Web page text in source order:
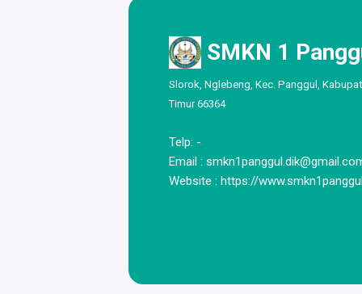
SMKN 1
Slorok, Nglebeng, Kec. Panggul,
Timur 66364
Telp: -
Email :
Website : https://